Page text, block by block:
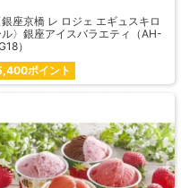
銀座京橋 レ ロジェ エギュスキロ
ル〉銀座アイスバラエティ（AH-
）
ポイント